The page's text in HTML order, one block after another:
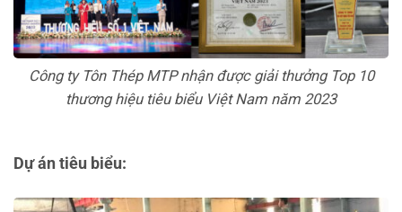
Công ty Tôn Thép MTP nhận được giải thưởng Top 10
thương hiệu tiêu biểu Việt Nam năm 2023
Dự án tiêu biểu: